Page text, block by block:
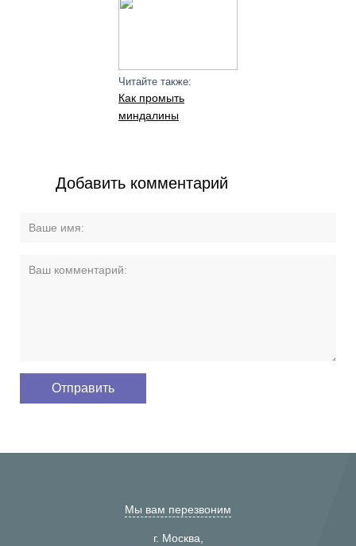
Читайте также:
Как промыть
миндалины
Добавить комментарий
Мы вам перезвоним
г. Москва,